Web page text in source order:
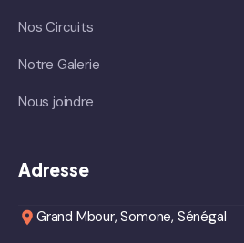
Nos Circuits
Notre Galerie
Nous joindre
Adresse
Grand Mbour, Somone, Sénégal